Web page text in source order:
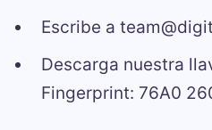
Escribe a
Descarga nuestra
Fingerprint: 76A0